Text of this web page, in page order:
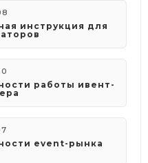
инструкция для
работы ивент-
event-рынка